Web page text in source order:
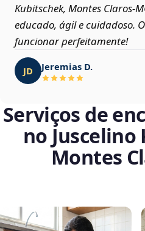
Kubitschek, Montes
educado, ágil e cuidadoso.
funcionar perfeitamente!
JD Jeremias D.
Serviços de
no
Montes